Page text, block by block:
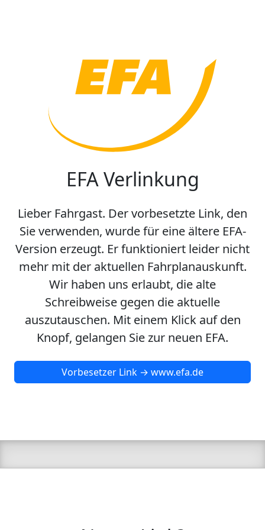
EFA Verlinkung
Lieber Fahrgast. Der vorbesetzte Link, den
Sie verwenden, wurde für eine ältere EFA-
Version erzeugt. Er funktioniert leider nicht
mehr mit der aktuellen Fahrplanauskunft.
Wir haben uns erlaubt, die alte
Schreibweise gegen die aktuelle
auszutauschen. Mit einem Klick auf den
Knopf, gelangen Sie zur neuen EFA.
Vorbesetzer Link → www.efa.de